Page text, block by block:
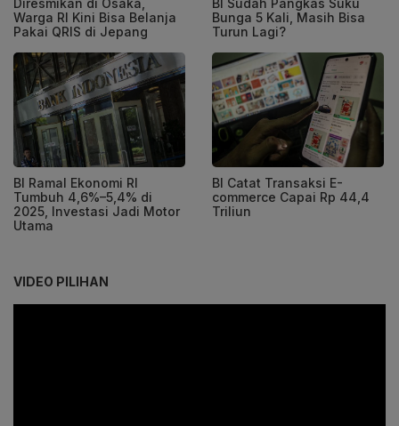
Diresmikan di Osaka,
Warga RI Kini Bisa Belanja
Pakai QRIS di Jepang
BI Sudah Pangkas Suku
Bunga 5 Kali, Masih Bisa
Turun Lagi?
BI Ramal Ekonomi RI
Tumbuh 4,6%–5,4% di
2025, Investasi Jadi Motor
Utama
BI Catat Transaksi E-
commerce Capai Rp 44,4
Triliun
VIDEO PILIHAN